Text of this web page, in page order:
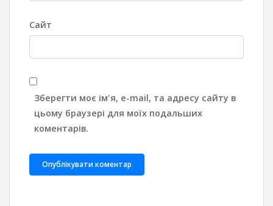
Сайт
Зберегти моє ім'я, e-mail, та адресу сайту в
цьому браузері для моїх подальших
коментарів.